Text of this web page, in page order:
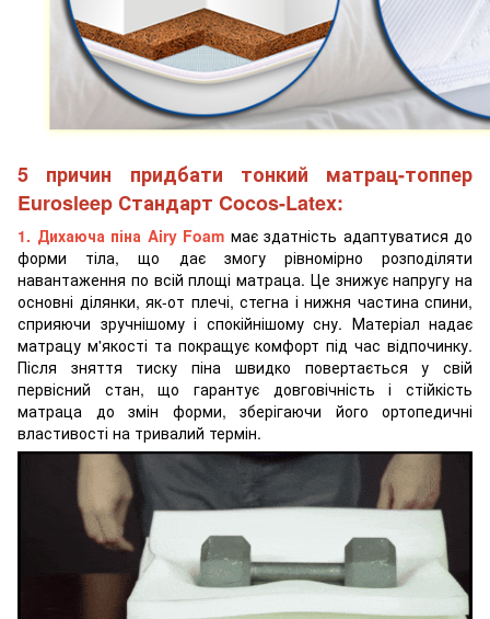
5 причин придбати тонкий матрац-топпер
Eurosleep Стандарт Cocos-Latex:
1. Дихаюча піна Airy Foam має здатність адаптуватися до
форми тіла, що дає змогу рівномірно розподіляти
навантаження по всій площі матраца. Це знижує напругу на
основні ділянки, як-от плечі, стегна і нижня частина спини,
сприяючи зручнішому і спокійнішому сну. Матеріал надає
матрацу м'якості та покращує комфорт під час відпочинку.
Після зняття тиску піна швидко повертається у свій
первісний стан, що гарантує довговічність і стійкість
матраца до змін форми, зберігаючи його ортопедичні
властивості на тривалий термін.